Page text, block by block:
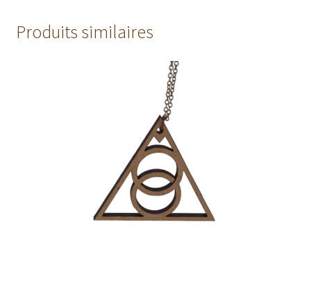
Produits similaires